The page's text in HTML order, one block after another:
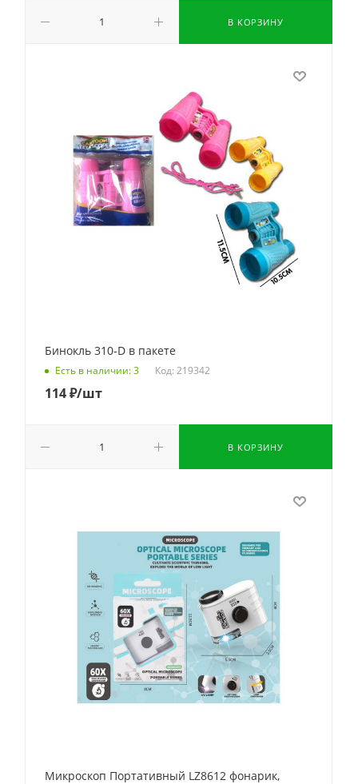
В КОРЗИНУ
Бинокль 310-D в пакете
Есть в наличии: 3 Код: 219342
114₽/шт
В КОРЗИНУ
Микроскоп Портативный LZ8612 фонарик,